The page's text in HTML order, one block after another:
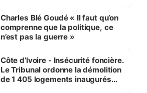
Charles Blé Goudé « Il faut qu’on
comprenne que la politique, ce
n’est pas la guerre »
Côte d’Ivoire - Insécurité foncière.
Le Tribunal ordonne la démolition
de 1 405 logements inaugurés